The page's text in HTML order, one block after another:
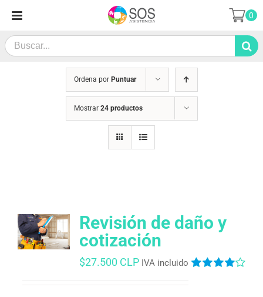
contenido
Search
for:
0
Ordena por Puntuar
Mostrar 24 productos
Revisión de daño y
cotización
$27.500 CLP IVA incluido